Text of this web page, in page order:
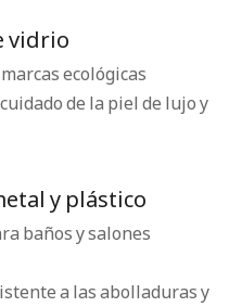
vidrio
ecológicas
de la piel de lujo y
y plástico
baños y salones
a las abolladuras y